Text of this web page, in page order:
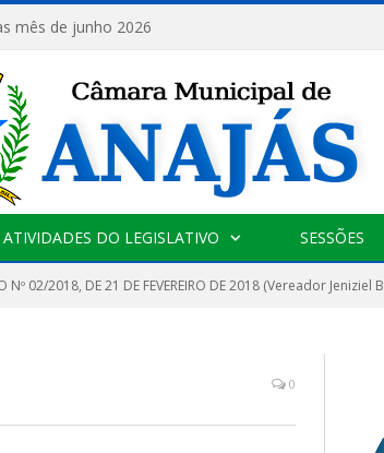
mês de junho 2026
ATIVIDADES DO LEGISLATIVO SESSÕES
Nº 02/2018, DE 21 DE FEVEREIRO DE 2018 (Vereador Jeniziel
0